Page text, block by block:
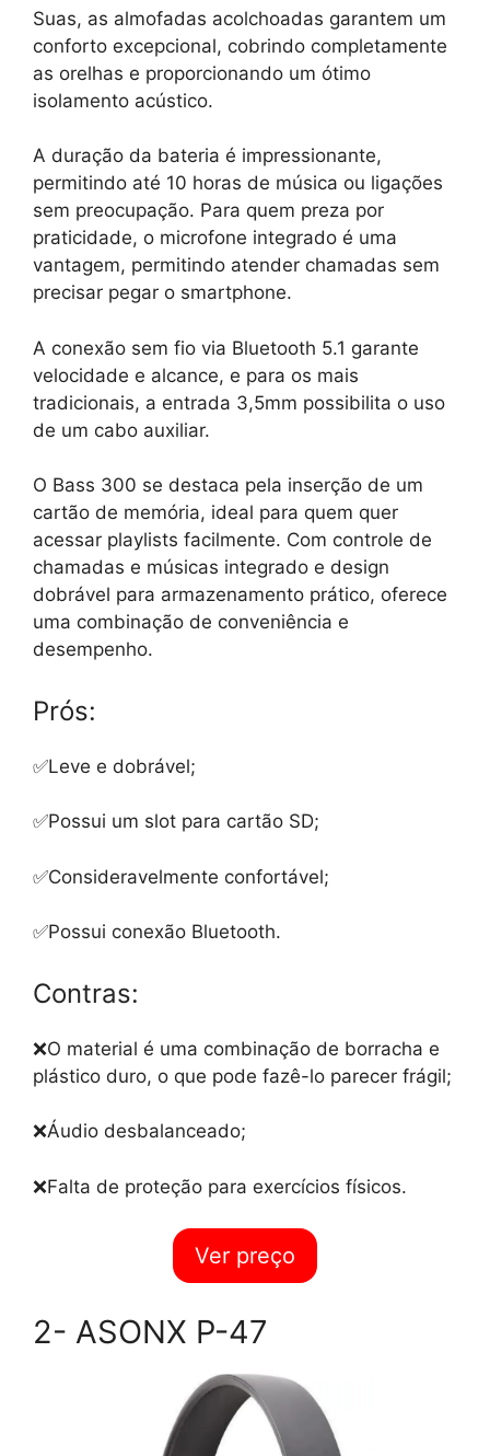
Suas, as almofadas acolchoadas garantem um
conforto excepcional, cobrindo completamente
as orelhas e proporcionando um ótimo
isolamento acústico.
A duração da bateria é impressionante,
permitindo até 10 horas de música ou ligações
sem preocupação. Para quem preza por
praticidade, o microfone integrado é uma
vantagem, permitindo atender chamadas sem
precisar pegar o smartphone.
A conexão sem fio via Bluetooth 5.1 garante
velocidade e alcance, e para os mais
tradicionais, a entrada 3,5mm possibilita o uso
de um cabo auxiliar.
O Bass 300 se destaca pela inserção de um
cartão de memória, ideal para quem quer
acessar playlists facilmente. Com controle de
chamadas e músicas integrado e design
dobrável para armazenamento prático, oferece
uma combinação de conveniência e
desempenho.
Prós:
✅Leve e dobrável;
✅Possui um slot para cartão SD;
✅Consideravelmente confortável;
✅Possui conexão Bluetooth.
Contras:
❌O material é uma combinação de borracha e
plástico duro, o que pode fazê-lo parecer frágil;
❌Áudio desbalanceado;
❌Falta de proteção para exercícios físicos.
Ver preço
2- ASONX P-47